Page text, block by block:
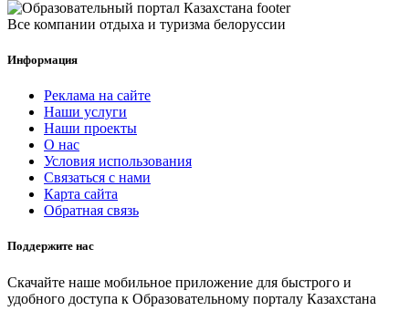
Все компании отдыха и туризма белоруссии
Информация
Реклама на сайте
Наши услуги
Наши проекты
О нас
Условия использования
Связаться с нами
Карта сайта
Обратная связь
Поддержите нас
Скачайте наше мобильное приложение для быстрого и
удобного доступа к Образовательному порталу Казахстана